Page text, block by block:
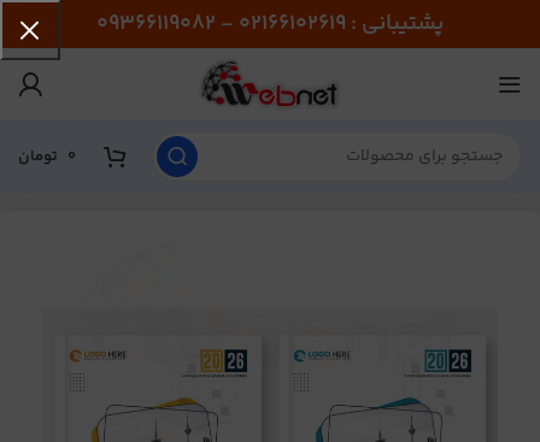
پشتیبانی : 02166102619 - 09366119082
0 تومان